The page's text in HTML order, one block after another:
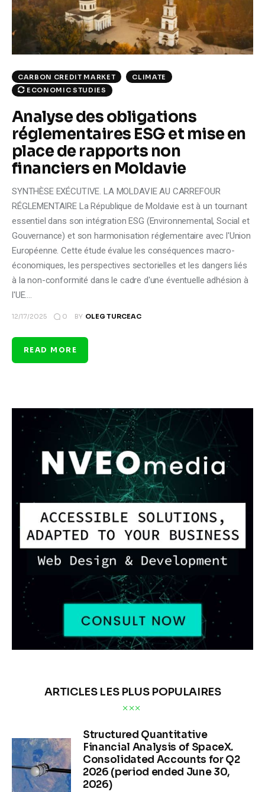
Climate
Markets
Tech
Reports
Shop
CARBON CREDIT MARKET
CLIMATE
ECONOMIC STUDIES
Analyse des obligations
réglementaires ESG et mise en
place de rapports non
financiers en Moldavie
SYNTHÈSE EXÉCUTIVE. LA MOLDAVIE AU CARREFOUR
RÉGLEMENTAIRE La République de Moldavie est à un tournant
essentiel dans son intégration ESG (Environnemental, Social et
Gouvernance) et son harmonisation réglementaire avec l'Union
Européenne. Cette étude évalue les conséquences macro-
économiques, les perspectives sectorielles et les dangers liés
à la non-conformité dans le cadre d'une éventuelle adhésion à
l'UE.…
12/17/2025 0 BY OLEG TURCEAC
READ MORE
ARTICLES LES PLUS POPULAIRES
Structured Quantitative
Financial Analysis of SpaceX.
Consolidated Accounts for Q2
2026 (period ended June 30,
2026)